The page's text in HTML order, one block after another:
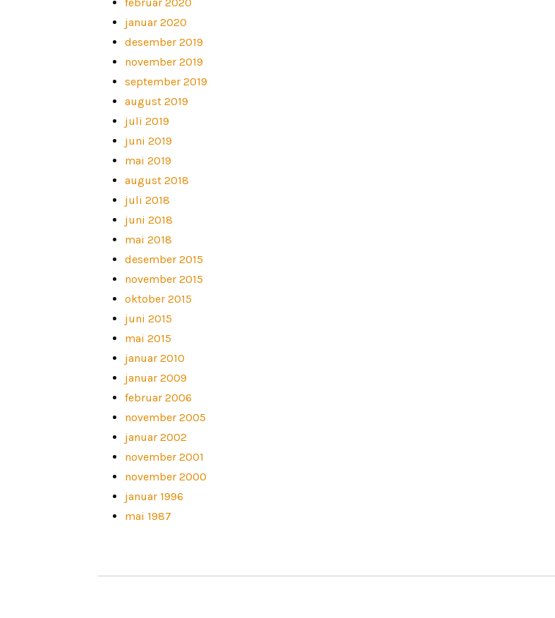
januar 2020
desember 2019
november 2019
september 2019
august 2019
juli 2019
juni 2019
mai 2019
august 2018
juli 2018
juni 2018
mai 2018
desember 2015
november 2015
oktober 2015
juni 2015
mai 2015
januar 2010
januar 2009
februar 2006
november 2005
januar 2002
november 2001
november 2000
januar 1996
mai 1987